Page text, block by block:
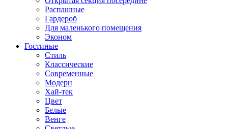
Распашные
Гардероб
Для маленького помещения
Эконом
Гостиные
Стиль
Классические
Современные
Модерн
Хай-тек
Цвет
Белые
Венге